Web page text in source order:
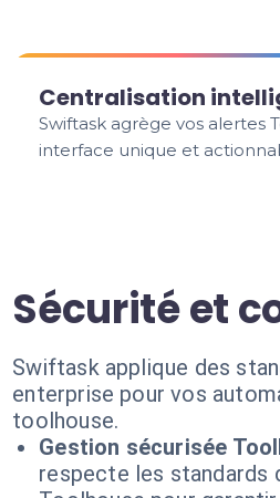
Centralisation
Swiftask agrège vos alertes
interface unique et
Sécurité et
Swiftask applique des
enterprise pour vos
toolhouse.
Gestion sécurisée
respecte les standards